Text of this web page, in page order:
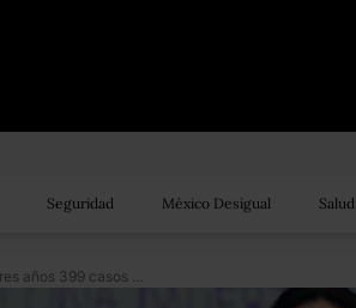
Seguridad México Desigual Salud
CNDH registra en tres años 399 casos de presunto acoso en la administración federal